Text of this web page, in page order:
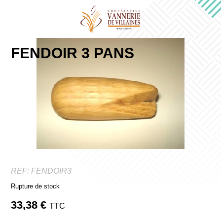
FENDOIR 3 PANS
REF: FENDOIR3
Rupture de stock
33,38€ TTC